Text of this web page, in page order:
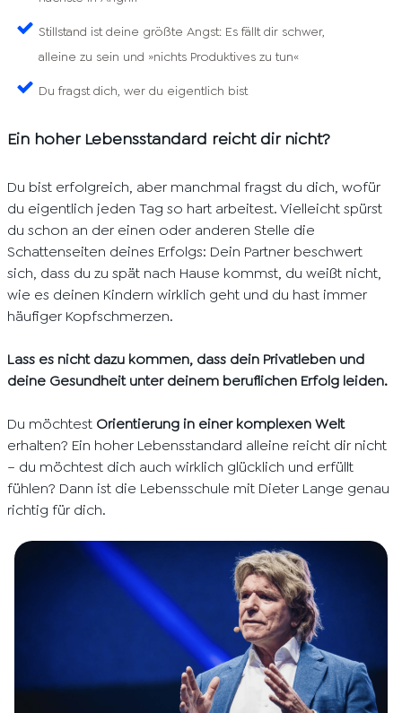
Stillstand ist deine größte Angst: Es fällt dir schwer,
alleine zu sein und »nichts Produktives zu tun«
Du fragst dich, wer du eigentlich bist
Ein hoher Lebensstandard reicht dir nicht?
Du bist erfolgreich, aber manchmal fragst du dich, wofür
du eigentlich jeden Tag so hart arbeitest. Vielleicht spürst
du schon an der einen oder anderen Stelle die
Schattenseiten deines Erfolgs: Dein Partner beschwert
sich, dass du zu spät nach Hause kommst, du weißt nicht,
wie es deinen Kindern wirklich geht und du hast immer
häufiger Kopfschmerzen.
Lass es nicht dazu kommen, dass dein Privatleben und
deine Gesundheit unter deinem beruflichen Erfolg leiden.
Du möchtest Orientierung in einer komplexen Welt
erhalten? Ein hoher Lebensstandard alleine reicht dir nicht
– du möchtest dich auch wirklich glücklich und erfüllt
fühlen? Dann ist die Lebensschule mit Dieter Lange genau
richtig für dich.